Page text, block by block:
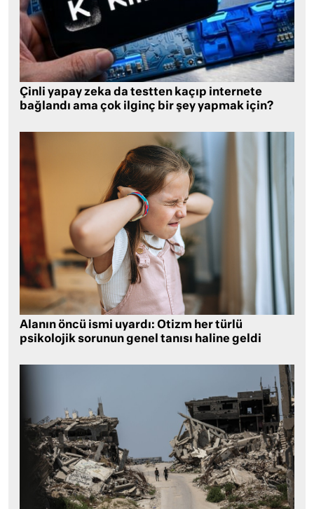
Çinli yapay zeka da testten kaçıp internete
bağlandı ama çok ilginç bir şey yapmak için?
Alanın öncü ismi uyardı: Otizm her türlü
psikolojik sorunun genel tanısı haline geldi